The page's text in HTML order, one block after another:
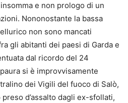
e non prologo di un
Nononostante la bassa
non sono mancati
gli abitanti dei paesi di Garda e
dal ricordo del 24
si è improvvisamente
dei Vigili del fuoco di Salò,
d’assalto dagli ex-sfollati,